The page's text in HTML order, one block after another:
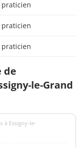
praticien
praticien
praticien
de
le-Grand
à Essigny-le-